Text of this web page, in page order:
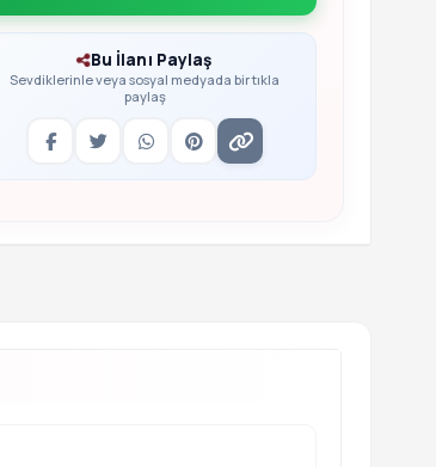
Bu İlanı Paylaş
Sevdiklerinle veya sosyal medyada bir tıkla
paylaş